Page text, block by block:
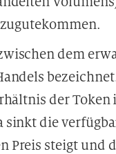
dem
der Token
sinkt die
Preis steigt und